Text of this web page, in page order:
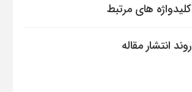
کلیدواژه های مرتبط
روند انتشار مقاله